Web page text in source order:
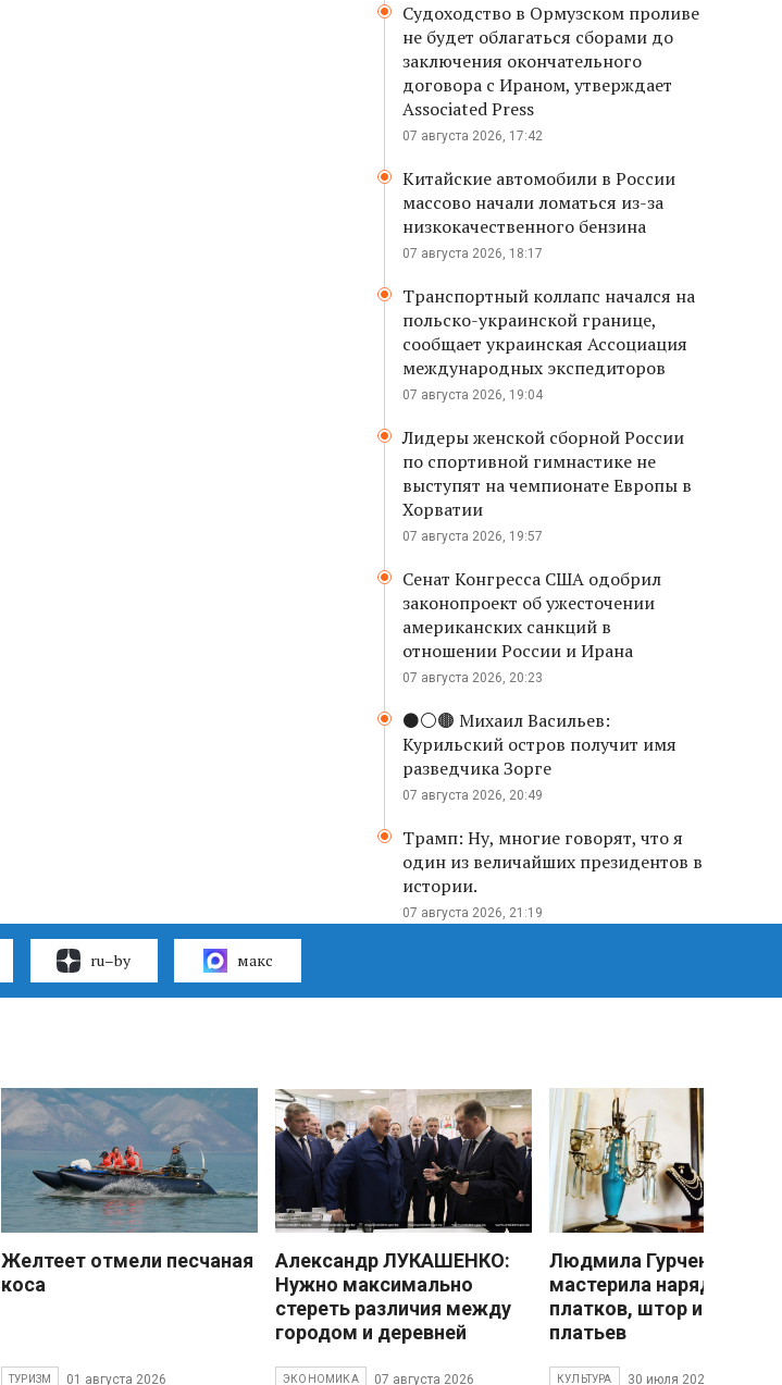
Судоходство в Ормузском проливе
не будет облагаться сборами до
заключения окончательного
договора с Ираном, утверждает
Associated Press
07 августа 2026, 17:42
Китайские автомобили в России
массово начали ломаться из-за
низкокачественного бензина
07 августа 2026, 18:17
Транспортный коллапс начался на
польско-украинской границе,
сообщает украинская Ассоциация
международных экспедиторов
07 августа 2026, 19:04
Лидеры женской сборной России
по спортивной гимнастике не
выступят на чемпионате Европы в
Хорватии
07 августа 2026, 19:57
Сенат Конгресса США одобрил
законопроект об ужесточении
американских санкций в
отношении России и Ирана
07 августа 2026, 20:23
⚫️⚪️🟤 Михаил Васильев:
Курильский остров получит имя
разведчика Зорге
07 августа 2026, 20:49
Трамп: Ну, многие говорят, что я
один из величайших президентов в
истории.
07 августа 2026, 21:19
ru–by макс
Желтеет отмели песчаная
коса
ТУРИЗМ 01 августа 2026
Александр ЛУКАШЕНКО:
Нужно максимально
стереть различия между
городом и деревней
ЭКОНОМИКА 07 августа 2026
Людмила Гурченко
мастерила наряды из
платков, штор и детских
платьев
КУЛЬТУРА 30 июля 2026